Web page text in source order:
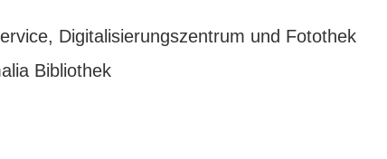
Digitalisierungszentrum und Fotothek
Bibliothek